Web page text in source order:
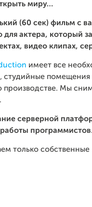
миру…
(60 сек) фильм с
для актера, который
видео клипах,
имеет все
студийные помещения
производстве. Мы
серверной
только собственные